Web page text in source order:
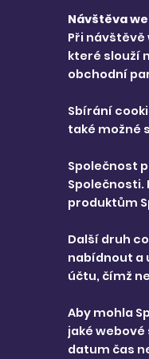
Návštěva
Při
které slouží
obchodní
Sbírání
také možné
Společnost
Společnosti.
produktům
Další druh
nabídnout a
účtu, čímž
Aby mohla
jaké
datum čas